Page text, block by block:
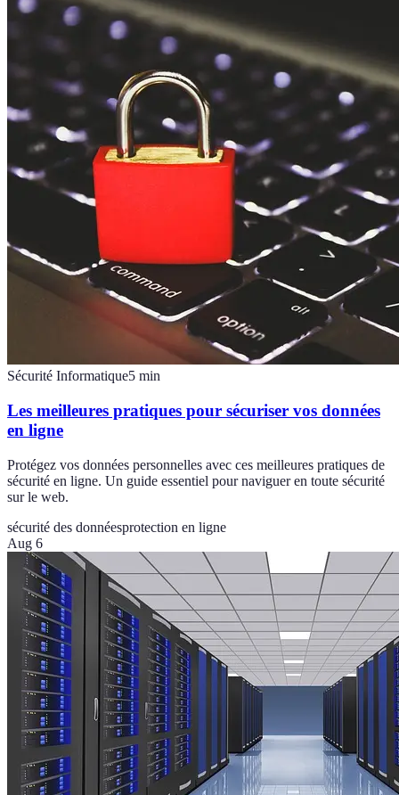
Sécurité Informatique5 min
Les meilleures pratiques pour sécuriser vos données
en ligne
Protégez vos données personnelles avec ces meilleures pratiques de
sécurité en ligne. Un guide essentiel pour naviguer en toute sécurité
sur le web.
sécurité des donnéesprotection en ligne
Aug 6